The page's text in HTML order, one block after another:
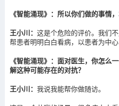
《智能涌现》：所以你们做的事情
王小川： 这是个危险的评价。我们
帮患者明明白白看病，以患者为中
《智能涌现》：面对医生，你怎么
解这种可能存在的对抗？
王小川： 我说我能帮你做随访。